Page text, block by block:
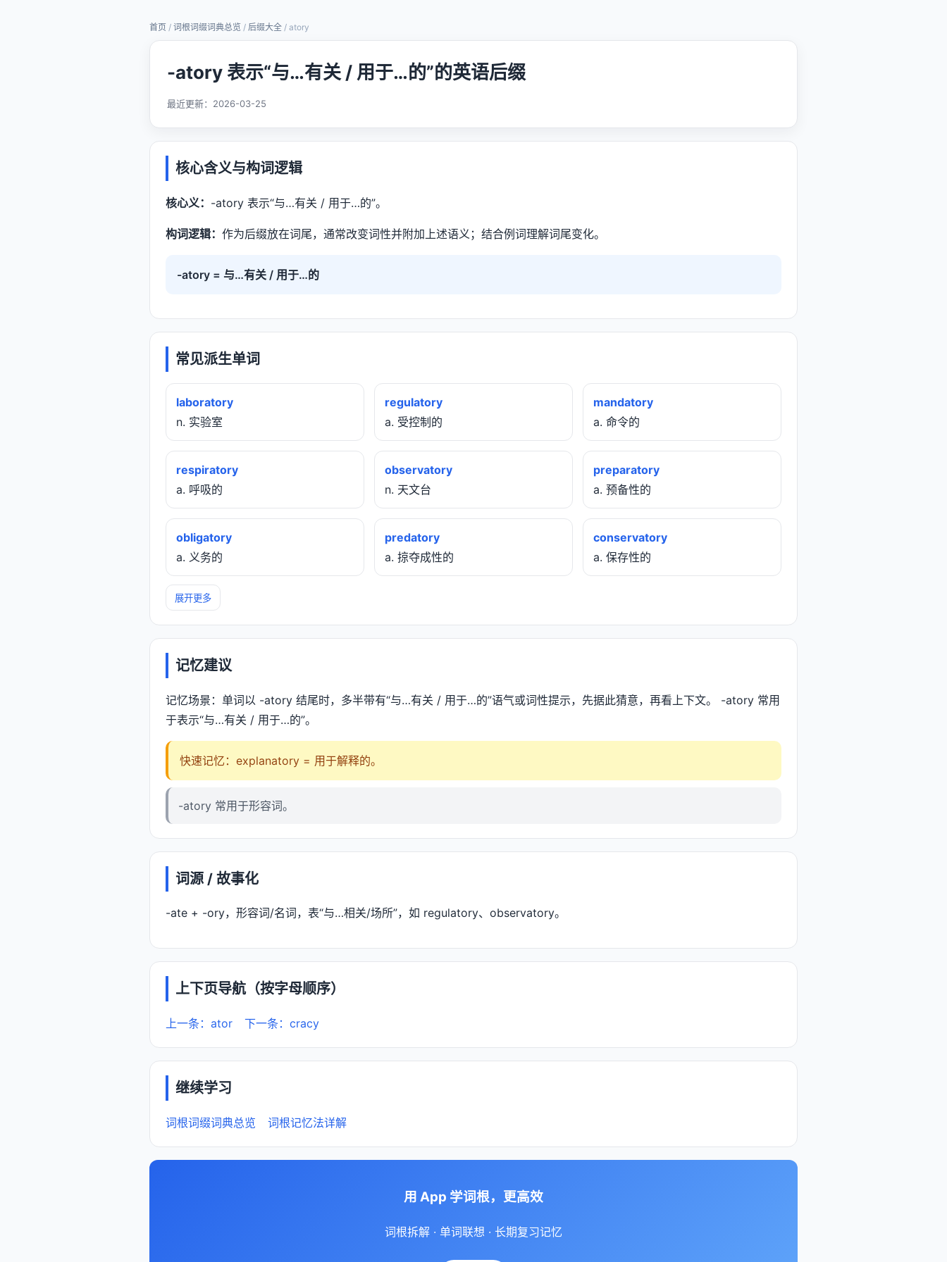
首页 / 词根词缀词典总览 / 后缀大全 / atory
-atory 表示“与…有关 / 用于…的”的英语后缀
最近更新： 2026-03-25
核心含义与构词逻辑
核心义： -atory 表示“与…有关 / 用于…的”。
构词逻辑： 作为后缀放在词尾，通常改变词性并附加上述语义；结合例词理解词尾变化。
-atory = 与…有关 / 用于…的
常见派生单词
laboratory
n. 实验室
regulatory
a. 受控制的
mandatory
a. 命令的
respiratory
a. 呼吸的
observatory
n. 天文台
preparatory
a. 预备性的
obligatory
a. 义务的
predatory
a. 掠夺成性的
conservatory
a. 保存性的
展开更多
记忆建议
记忆场景：单词以 -atory 结尾时，多半带有“与…有关 / 用于…的”语气或词性提示，先据此猜意，再看上下文。 -atory 常用
于表示“与…有关 / 用于…的”。
快速记忆：explanatory = 用于解释的。
-atory 常用于形容词。
词源 / 故事化
-ate + -ory，形容词/名词，表“与…相关/场所”，如 regulatory、observatory。
上下页导航（按字母顺序）
上一条：ator 下一条：cracy
继续学习
词根词缀词典总览 词根记忆法详解
用 App 学词根，更高效
词根拆解 · 单词联想 · 长期复习记忆